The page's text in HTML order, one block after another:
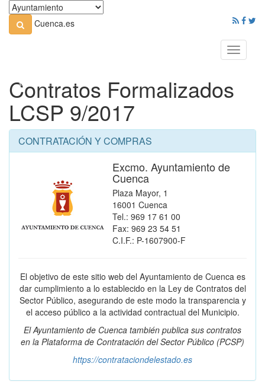
Cuenca.es
Toggle
Contratos Formalizados
LCSP 9/2017
CONTRATACIÓN Y COMPRAS
Excmo. Ayuntamiento de
Cuenca
Plaza Mayor, 1
16001 Cuenca
Tel.: 969 17 61 00
Fax: 969 23 54 51
C.I.F.: P-1607900-F
El objetivo de este sitio web del Ayuntamiento de Cuenca es
dar cumplimiento a lo establecido en la Ley de Contratos del
Sector Público, asegurando de este modo la transparencia y
el acceso público a la actividad contractual del Municipio.
El Ayuntamiento de Cuenca también publica sus contratos
en la Plataforma de Contratación del Sector Público (PCSP)
https://contrataciondelestado.es